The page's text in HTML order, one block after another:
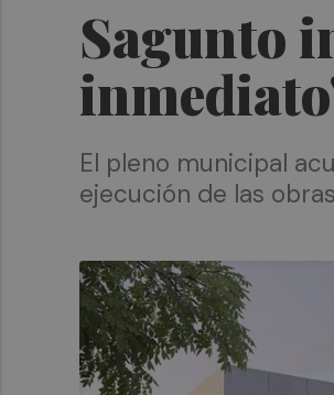
Sagunto
El pleno municipal
ejecución de las obras